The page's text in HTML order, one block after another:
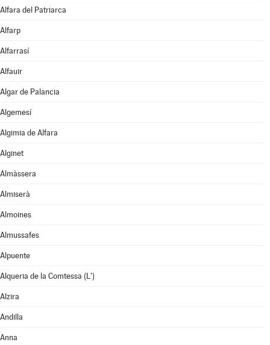
Alfara del Patriarca
Alfarp
Alfarrasí
Alfauir
Algar de Palancia
Algemesí
Algimia de Alfara
Alginet
Almàssera
Almiserà
Almoines
Almussafes
Alpuente
Alqueria de la Comtessa (L')
Alzira
Andilla
Anna